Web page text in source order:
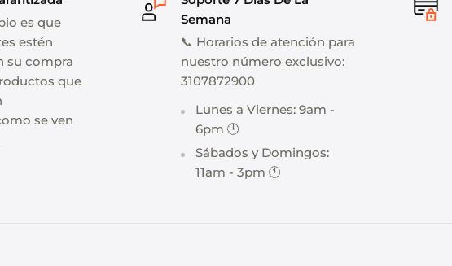
es que
estén
su compra
que
se ven
Semana
📞 Horarios de atención para
nuestro número exclusivo:
3107872900
Lunes a Viernes: 9am -
6pm 🕘
Sábados y Domingos:
11am - 3pm 🕚